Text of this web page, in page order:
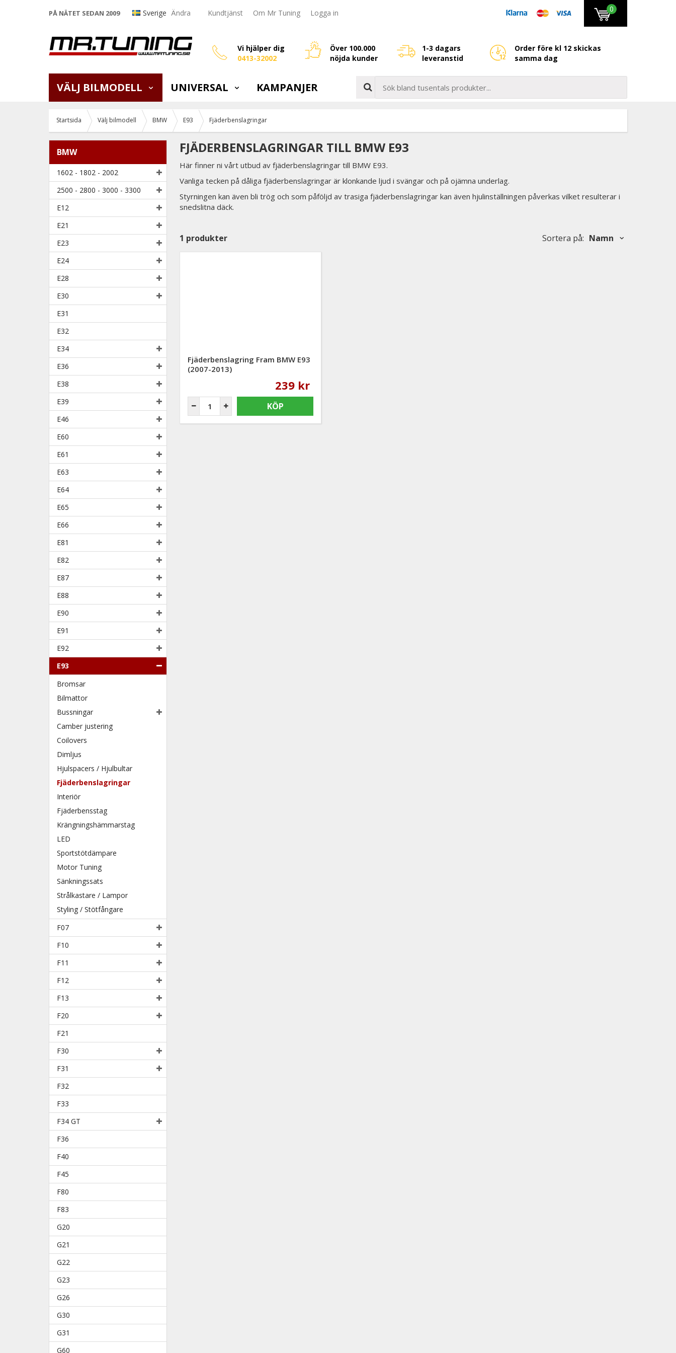
PÅ NÄTET SEDAN 2009 Sverige Ändra Kundtjänst Om Mr Tuning Logga in 0
Vi hjälper dig
0413-32002
Över 100.000
nöjda kunder
1-3 dagars
leveranstid
Order före kl 12 skickas
samma dag
VÄLJ BILMODELL UNIVERSAL KAMPANJER
Startsida Välj bilmodell BMW E93 Fjäderbenslagringar
BMW
1602 - 1802 - 2002
2500 - 2800 - 3000 - 3300
E12
E21
E23
E24
E28
E30
E31
E32
E34
E36
E38
E39
E46
E60
E61
E63
E64
E65
E66
E81
E82
E87
E88
E90
E91
E92
E93
Bromsar
Bilmattor
Bussningar
Camber justering
Coilovers
Dimljus
Hjulspacers / Hjulbultar
Fjäderbenslagringar
Interiör
Fjäderbensstag
Krängningshämmarstag
LED
Sportstötdämpare
Motor Tuning
Sänkningssats
Strålkastare / Lampor
Styling / Stötfångare
F07
F10
F11
F12
F13
F20
F21
F30
F31
F32
F33
F34 GT
F36
F40
F45
F80
F83
G20
G21
G22
G23
G26
G30
G31
G60
FJÄDERBENSLAGRINGAR TILL BMW E93
Här finner ni vårt utbud av fjäderbenslagringar till BMW E93.
Vanliga tecken på dåliga fjäderbenslagringar är klonkande ljud i svängar och på ojämna underlag.
Styrningen kan även bli trög och som påföljd av trasiga fjäderbenslagringar kan även hjulinställningen påverkas vilket resulterar i
snedslitna däck.
1 produkter Sortera på: Namn
Fjäderbenslagring Fram BMW E93
(2007-2013)
239 kr
KÖP